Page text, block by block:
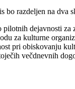
bo razdeljen na dva
dejavnosti
za kulturne
pri obiskovanju
večdnevnih